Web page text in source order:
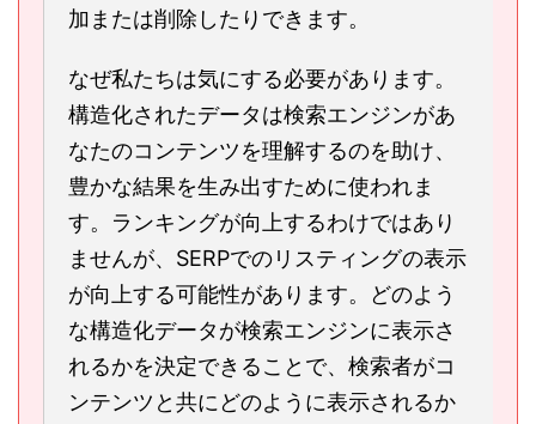
加または削除したりできます。
なぜ私たちは気にする必要があります。
構造化されたデータは検索エンジンがあ
なたのコンテンツを理解するのを助け、
豊かな結果を生み出すために使われま
す。ランキングが向上するわけではあり
ませんが、SERPでのリスティングの表示
が向上する可能性があります。どのよう
な構造化データが検索エンジンに表示さ
れるかを決定できることで、検索者がコ
ンテンツと共にどのように表示されるか